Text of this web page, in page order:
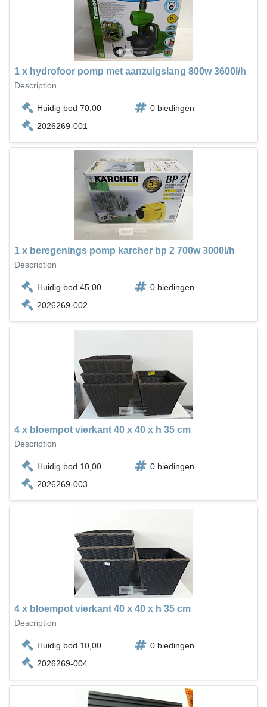
1 x hydrofoor pomp met aanzuigslang 800w 3600l/h
Description
Huidig bod 70,00
0 biedingen
2026269-001
1 x beregenings pomp karcher bp 2 700w 3000l/h
Description
Huidig bod 45,00
0 biedingen
2026269-002
4 x bloempot vierkant 40 x 40 x h 35 cm
Description
Huidig bod 10,00
0 biedingen
2026269-003
4 x bloempot vierkant 40 x 40 x h 35 cm
Description
Huidig bod 10,00
0 biedingen
2026269-004